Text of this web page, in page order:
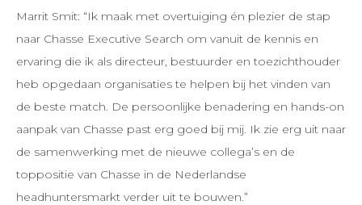
Marrit Smit: “Ik maak met overtuiging én plezier de stap
naar Chasse Executive Search om vanuit de kennis en
ervaring die ik als directeur, bestuurder en toezichthouder
heb opgedaan organisaties te helpen bij het vinden van
de beste match. De persoonlijke benadering en hands-on
aanpak van Chasse past erg goed bij mij. Ik zie erg uit naar
de samenwerking met de nieuwe collega’s en de
toppositie van Chasse in de Nederlandse
headhuntersmarkt verder uit te bouwen.”